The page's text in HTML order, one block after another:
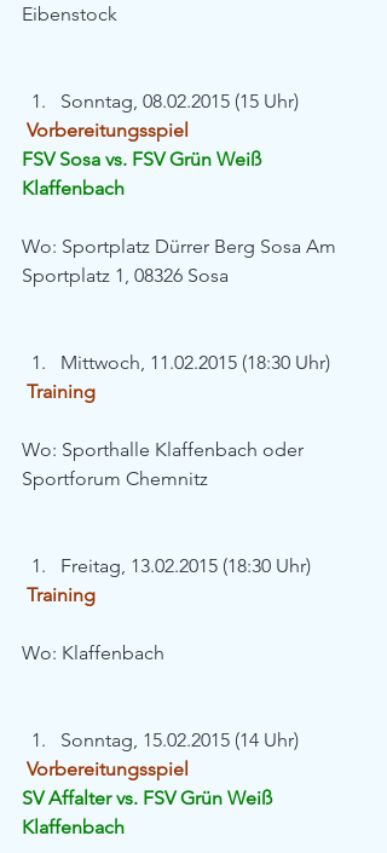
Eibenstock
Sonntag, 08.02.2015 (15 Uhr)
Vorbereitungsspiel
FSV Sosa vs. FSV Grün Weiß
Klaffenbach
Wo: Sportplatz Dürrer Berg Sosa Am
Sportplatz 1, 08326 Sosa
Mittwoch, 11.02.2015 (18:30 Uhr)
Training
Wo: Sporthalle Klaffenbach oder
Sportforum Chemnitz
Freitag, 13.02.2015 (18:30 Uhr)
Training
Wo: Klaffenbach
Sonntag, 15.02.2015 (14 Uhr)
Vorbereitungsspiel
SV Affalter vs. FSV Grün Weiß
Klaffenbach